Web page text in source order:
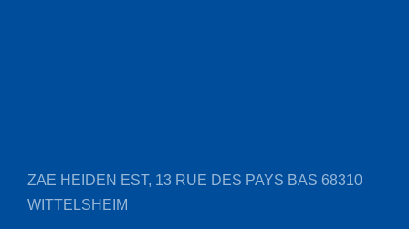
ZAE HEIDEN EST, 13 RUE DES PAYS BAS 68310
WITTELSHEIM